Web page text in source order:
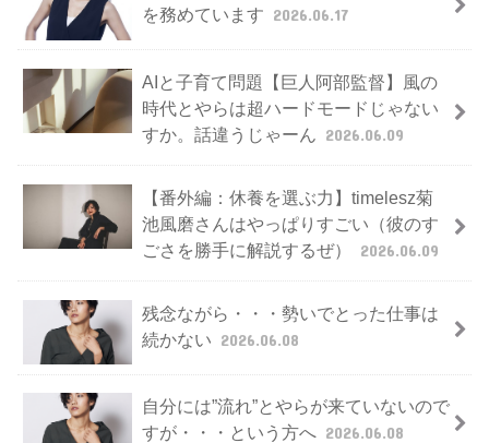
を務めています 2026.06.17
AIと子育て問題【巨人阿部監督】風の
時代とやらは超ハードモードじゃない
すか。話違うじゃーん 2026.06.09
【番外編：休養を選ぶ力】timelesz菊
池風磨さんはやっぱりすごい（彼のす
ごさを勝手に解説するぜ）
2026.06.09
残念ながら・・・勢いでとった仕事は
続かない 2026.06.08
自分には”流れ”とやらが来ていないので
すが・・・という方へ 2026.06.08